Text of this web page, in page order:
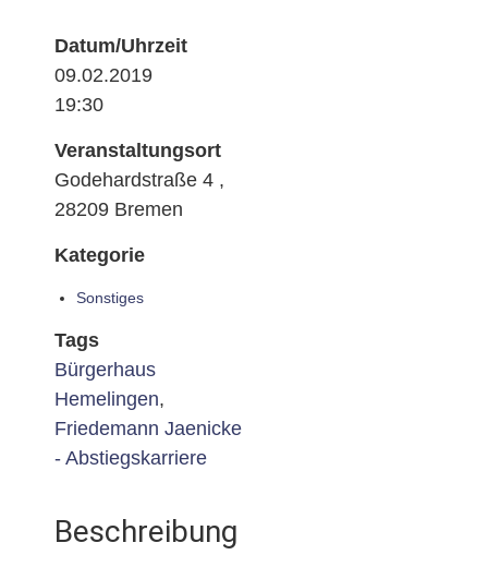
Datum/Uhrzeit
09.02.2019
19:30
Veranstaltungsort
Godehardstraße 4 ,
28209 Bremen
Kategorie
Sonstiges
Tags
Bürgerhaus
Hemelingen,
Friedemann Jaenicke
- Abstiegskarriere
Beschreibung